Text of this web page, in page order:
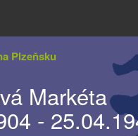
Plzeňsku
Markéta
-